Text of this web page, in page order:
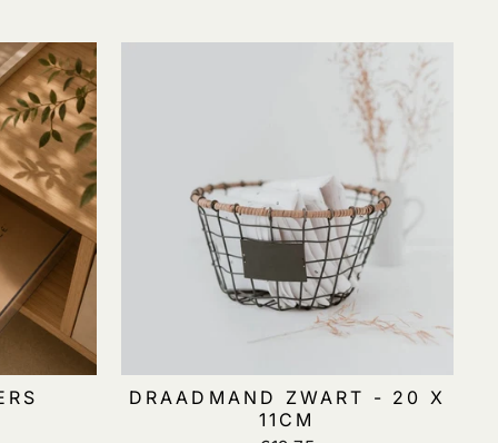
DRAADMAND ZWART - 20 X
11CM